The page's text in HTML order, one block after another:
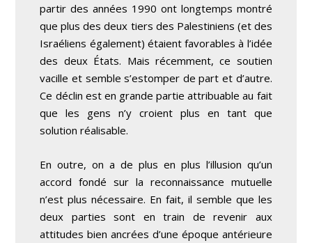
partir des années 1990 ont longtemps montré
que plus des deux tiers des Palestiniens (et des
Israéliens également) étaient favorables à l’idée
des deux États. Mais récemment, ce soutien
vacille et semble s’estomper de part et d’autre.
Ce déclin est en grande partie attribuable au fait
que les gens n’y croient plus en tant que
solution réalisable.
En outre, on a de plus en plus l’illusion qu’un
accord fondé sur la reconnaissance mutuelle
n’est plus nécessaire. En fait, il semble que les
deux parties sont en train de revenir aux
attitudes bien ancrées d’une époque antérieure